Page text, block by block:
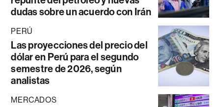
dudas sobre un acuerdo con Irán
PERÚ
Las proyecciones del precio del
dólar en Perú para el segundo
semestre de 2026, según
analistas
MERCADOS